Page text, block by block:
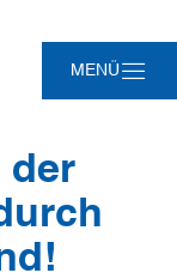
MENÜ
der